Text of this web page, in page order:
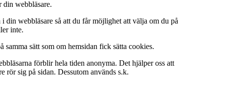
din webbläsare.
din webbläsare så att du får möjlighet att välja om du på
inte.
sätt som om hemsidan fick sätta cookies.
förblir hela tiden anonyma. Det hjälper oss att
rör sig på sidan. Dessutom används s.k.